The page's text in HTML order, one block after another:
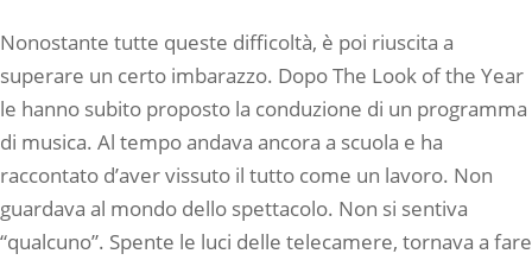
Nonostante tutte queste difficoltà, è poi riuscita a
superare un certo imbarazzo. Dopo The Look of the Year
le hanno subito proposto la conduzione di un programma
di musica. Al tempo andava ancora a scuola e ha
raccontato d’aver vissuto il tutto come un lavoro. Non
guardava al mondo dello spettacolo. Non si sentiva
“qualcuno”. Spente le luci delle telecamere, tornava a fare